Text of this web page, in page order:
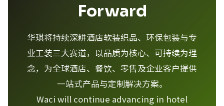
Forward
华琪将持续深耕酒店软装织品、环保包装与专
业工装三大赛道，以品质为核心、可持续为理
念，为全球酒店、餐饮、零售及企业客户提供
一站式产品与定制解决方案。
Waci will continue advancing in hotel